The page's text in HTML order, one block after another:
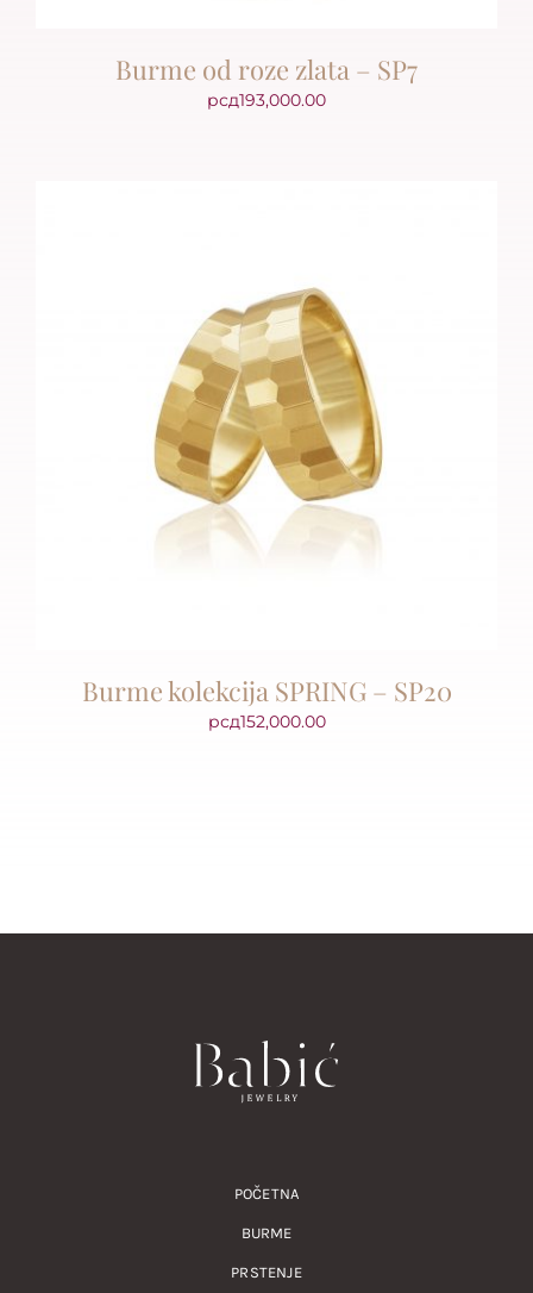
Burme od roze zlata – SP7
рсд193,000.00
Burme kolekcija SPRING – SP20
рсд152,000.00
POČETNA
BURME
PRSTENJE